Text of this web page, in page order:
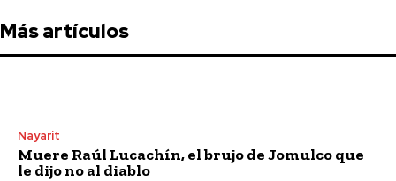
Más artículos
Nayarit
Muere Raúl Lucachín, el brujo de Jomulco que
le dijo no al diablo